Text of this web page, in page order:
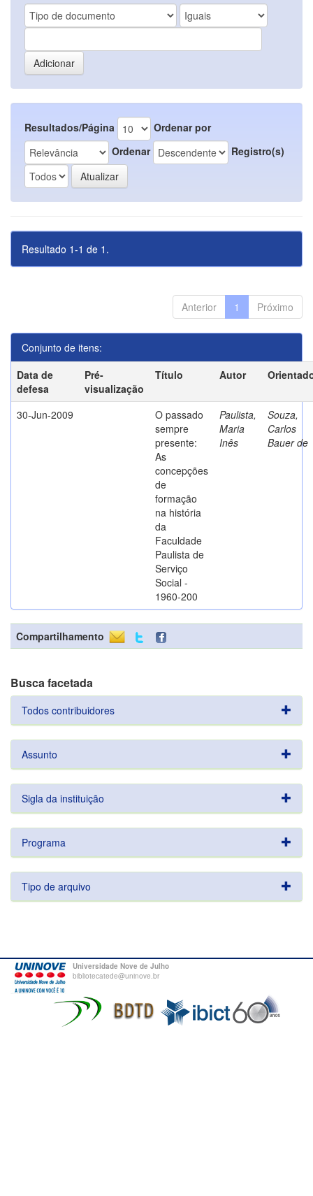
Resultados/Página
Ordenar por
Ordenar
Registro(s)
Resultado 1-1 de 1.
Anterior 1 Próximo
Conjunto de itens:
Data de
defesa
Pré-
visualização
Título Autor
30-Jun-2009
O passado
sempre
presente:
As
concepções
de
formação
na história
da
Faculdade
Paulista de
Serviço
Social -
1960-200
Paulista,
Maria
Inês
Souza,
Carlos
Bauer de
Compartilhamento
Busca facetada
Todos contribuidores
Assunto
Sigla da instituição
Programa
Tipo de arquivo
Universidade Nove de Julho
bibliotecatede@uninove.br